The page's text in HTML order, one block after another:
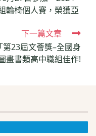
輪椅個人賽，榮獲亞
下一篇文章
23屆文薈獎–全國身
畫書類高中職組佳作!